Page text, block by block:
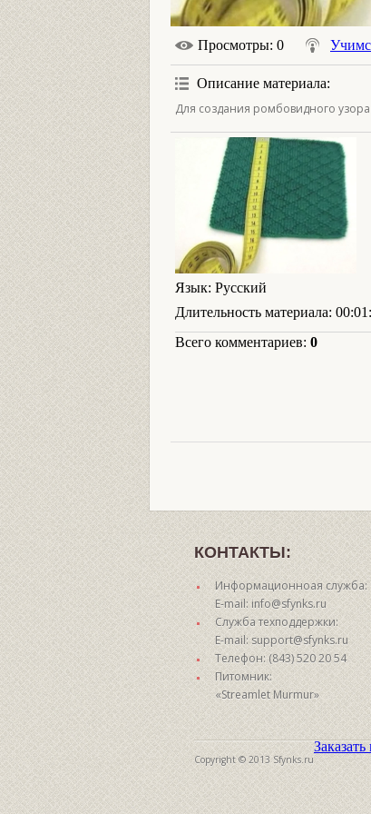
Просмотры: 0
Описание материала:
Для создания ромбовидного
Язык: Русский
Длительность материала:
Всего комментариев: 0
КОНТАКТЫ:
Информационноая служба:
E-mail: info@sfynks.ru
Служба техподдержки:
E-mail: support@sfynks.ru
Телефон: (843) 520 20 54
Питомник:
«Streamlet Murmur»
Copyright © 2013 Sfynks.ru